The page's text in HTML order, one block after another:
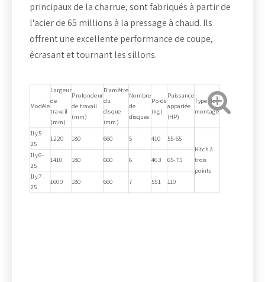
principaux de la charrue, sont fabriqués à partir de
l'acier de 65 millions à la pressage à chaud. Ils
offrent une excellente performance de coupe,
écrasant et tournant les sillons.
Modèle
Largeur
de
travail
(mm)
Profondeur
de travail
(mm)
Diamètre
du
disque
(mm)
Nombre
de
disques
Poids
(kg)
Puissance
appariée
(HP)
Type de
montage
1ly.5-
25
1220 180 660 5 410
55-65
Hitch à
trois
points
1ly.6-
25
1410 180 660 6 463
65-75
1ly.7-
25
1600 180 660 7 551 110